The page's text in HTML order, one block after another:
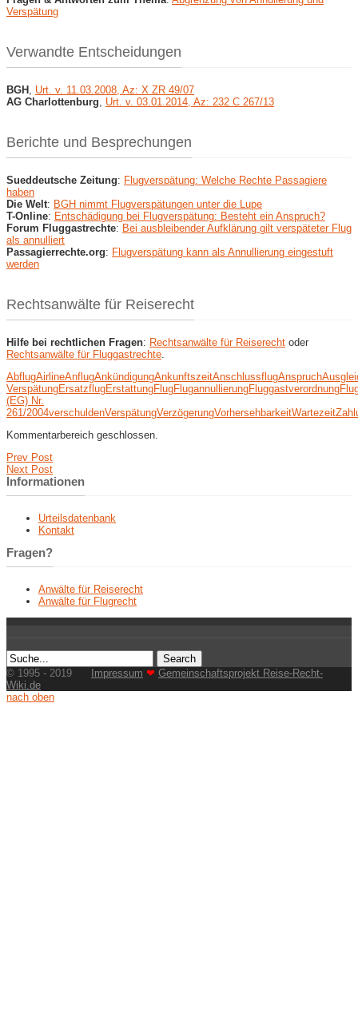
Verspätung
Verwandte Entscheidungen
BGH Urt. v. 11.03.2008, Az: X ZR 49/07
AG Charlottenburg
Urt. v. 03.01.2014, Az: 232 C 267/13
Berichte und Besprechungen
Sueddeutsche Zeitung: Flugverspätung: Welche Rechte Passagiere
haben
Die Welt: BGH nimmt Flugverspätungen unter die Lupe
T-Online: Entschädigung bei Flugverspätung: Besteht ein Anspruch?
Forum Fluggastrechte: Bei ausbleibender Aufklärung gilt verspäteter Flug
als annulliert
Passagierrechte.org: Flugverspätung kann als Annullierung eingestuft
werden
Rechtsanwälte für Reiserecht
Hilfe bei rechtlichen Fragen: Rechtsanwälte für Reiserecht oder
Rechtsanwälte für Fluggastrechte
AbflugAirlineAnflugAnkündigungAnkunftszeitAnschlussflugAnspruch
VerspätungErsatzflugErstattungFlugFlugannullierungFluggastverordnung
(EG) Nr.
261/2004verschuldenVerspätungVerzögerungVorhersehbarkeitWartezeit
Kommentarbereich geschlossen.
Prev Post
Next Post
Informationen
Urteilsdatenbank
Kontakt
Fragen?
Anwälte für Reiserecht
Anwälte für Flugrecht
© 1995 - 2019 Impressum ❤ Gemeinschaftsprojekt Reise-Recht-
Wiki.de
nach oben